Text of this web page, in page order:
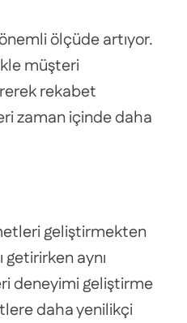
ölçüde artıyor.
müşteri
rekabet
zaman içinde daha
geliştirmekten
aynı
deneyimi geliştirme
daha yenilikçi